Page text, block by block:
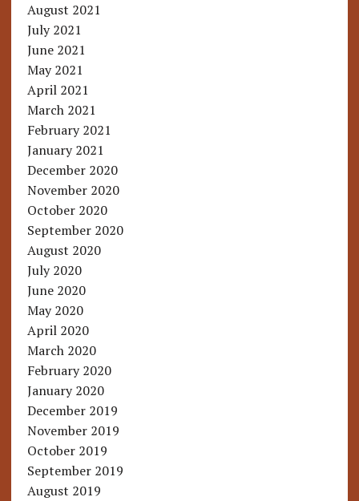
August 2021
July 2021
June 2021
May 2021
April 2021
March 2021
February 2021
January 2021
December 2020
November 2020
October 2020
September 2020
August 2020
July 2020
June 2020
May 2020
April 2020
March 2020
February 2020
January 2020
December 2019
November 2019
October 2019
September 2019
August 2019